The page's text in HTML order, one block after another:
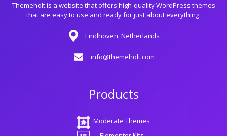
Themeholt is a website that offers high-quality WordPress themes
that are easy to use and ready for just about everything.
Eindhoven, Netherlands
info@themeholt.com
Products
Moderate Themes